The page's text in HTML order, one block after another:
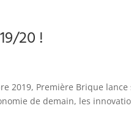
20 !
2019, Première Brique
de demain, les